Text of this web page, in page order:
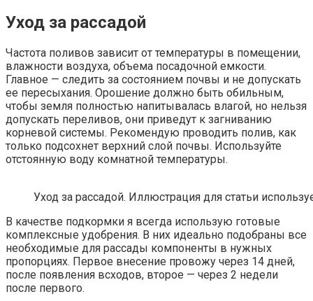
Уход за рассадой
Частота поливов зависит от температуры в помещении,
влажности воздуха, объема посадочной емкости.
Главное — следить за состоянием почвы и не допускать
ее пересыхания. Орошение должно быть обильным,
чтобы земля полностью напитывалась влагой, но нельзя
допускать переливов, они приведут к загниванию
корневой системы. Рекомендую проводить полив, как
только подсохнет верхний слой почвы. Используйте
отстоянную воду комнатной температуры.
Уход за рассадой. Иллюстрация для статьи
В качестве подкормки я всегда использую готовые
комплексные удобрения. В них идеально подобраны все
необходимые для рассады компоненты в нужных
пропорциях. Первое внесение провожу через 14 дней,
после появления всходов, второе — через 2 недели
после первого.